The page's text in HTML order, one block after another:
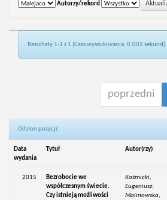
Autorzy/rekord
Rezultaty 1-1 z 1 (Czas wyszukiwania: 0.002 sekund).
poprzedni
Odsłon pozycji:
Data
wydania
Tytuł Autor(rzy)
2015
Bezrobocie we
współczesnym świecie.
Czy istnieją możliwości
Kośmicki,
Eugeniusz;
Malinowska,